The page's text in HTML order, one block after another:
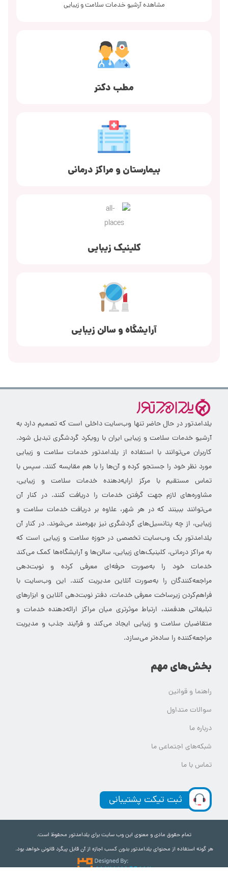
مشاهده آرشیو خدمات سلامت و زیبایی
مطب دکتر
بیمارستان و مراکز درمانی
کلینیک زیبایی
آرایشگاه و سالن زیبایی
یلدامدتور در حال حاضر تنها وب‌سایت داخلی است که تصمیم دارد به
آرشیو خدمات سلامت و زیبایی ایران با رویکرد گردشگری تبدیل شود.
کاربران می‌توانند با استفاده از یلدامدتور خدمات سلامت و زیبایی
مورد نظر خود را جستجو کرده و آن‌ها را با هم مقایسه کنند. سپس با
تماس مستقیم با مرکز ارایه‌دهنده خدمات سلامت و زیبایی،
مشاوره‌های لازم جهت گرفتن خدمات را دریافت کنند. در کنار آن
می‌توانند ببینند که در هر شهر، علاوه بر دریافت خدمات سلامت و
زیبایی، از چه پتانسیل‌های گردشگری نیز بهره‌مند می‌شوند. در کنار آن
یلدامدتور یک وب‌سایت تخصصی در حوزه سلامت و زیبایی است که
به مراکز درمانی، کلینیک‌های زیبایی، سالن‌ها و آرایشگاه‌ها کمک می‌کند
خدمات خود را به‌صورت حرفه‌ای معرفی کرده و نوبت‌دهی
مراجعه‌کنندگان را به‌صورت آنلاین مدیریت کنند. این وب‌سایت با
فراهم‌کردن زیرساخت معرفی خدمات، دفتر نوبت‌دهی آنلاین و ابزارهای
تبلیغاتی هدفمند، ارتباط موثرتری میان مراکز ارائه‌دهنده خدمات و
متقاضیان سلامت و زیبایی ایجاد می‌کند و فرآیند جذب و مدیریت
مراجعه‌کننده را ساده‌تر می‌سازد.
بخش‌های مهم
راهنما و قوانین
سوالات متداول
درباره ما
شبکه‌های اجتماعی ما
تماس با ما
ثبت تیکت پشتیبانی
تمام حقوق مادی و معنوی این وب سایت برای یلدامدتور محفوظ است.
هر گونه استفاده از محتوای یلدامدتور بدون کسب اجازه از آن قابل پیگرد قانونی خواهد بود.